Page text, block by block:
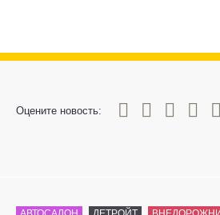
Оцените новость:
0
1 3 4 5